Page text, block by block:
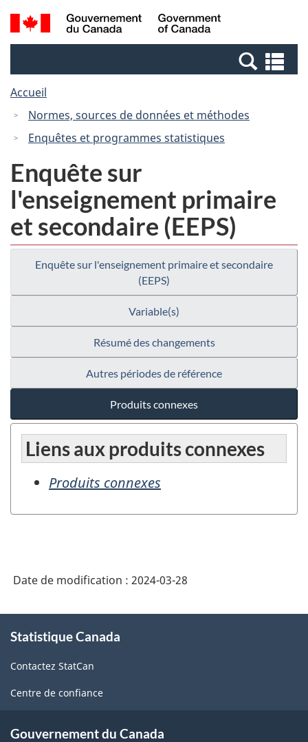
Passer
au
Passer
à
Canada
Recherche
et
et
Accueil
Normes, sources de données et méthodes
Enquêtes et programmes statistiques
Enquête sur
l'enseignement primaire
et secondaire (EEPS)
Enquête sur l'enseignement primaire et secondaire
(EEPS)
Variable(s)
Résumé des changements
Autres périodes de référence
Produits connexes
Liens aux produits connexes
Produits connexes
Date de modification : 2024-03-28
propos
ce
site
Statistique Canada
Contactez StatCan
Centre de confiance
Gouvernement du Canada